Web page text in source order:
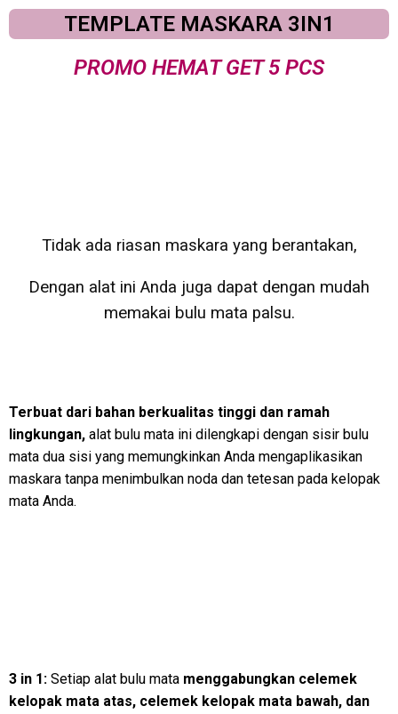
TEMPLATE MASKARA 3IN1
PROMO HEMAT GET 5 PCS
Tidak ada riasan maskara yang berantakan,
Dengan alat ini Anda juga dapat dengan mudah
memakai bulu mata palsu.
Terbuat dari bahan berkualitas tinggi dan ramah
lingkungan, alat bulu mata ini dilengkapi dengan sisir bulu
mata dua sisi yang memungkinkan Anda mengaplikasikan
maskara tanpa menimbulkan noda dan tetesan pada kelopak
mata Anda.
3 in 1: Setiap alat bulu mata menggabungkan celemek
kelopak mata atas, celemek kelopak mata bawah, dan